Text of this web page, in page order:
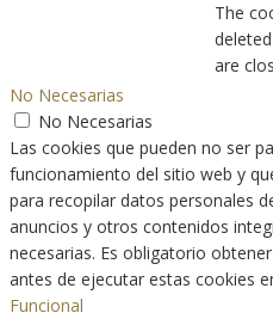
The
are
No Necesarias
No Necesarias
Las cookies que pueden no ser
funcionamiento del sitio web y
para recopilar datos personales
anuncios y otros contenidos
necesarias. Es obligatorio
antes de ejecutar estas cookies
Funcional